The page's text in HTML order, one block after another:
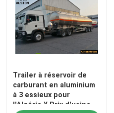
Trailer à réservoir de
carburant en aluminium
à 3 essieux pour
l'Algérie ¥ Prix d'usine